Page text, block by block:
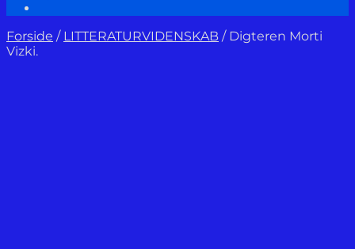
Forside / LITTERATURVIDENSKAB / Digteren Morti
Vizki.